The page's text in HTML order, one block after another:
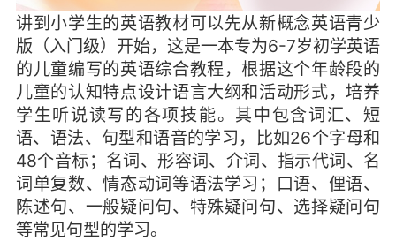
讲到小学生的英语教材可以先从新概念英语青少
版（入门级）开始，这是一本专为6-7岁初学英语
的儿童编写的英语综合教程，根据这个年龄段的
儿童的认知特点设计语言大纲和活动形式，培养
学生听说读写的各项技能。其中包含词汇、短
语、语法、句型和语音的学习，比如26个字母和
48个音标；名词、形容词、介词、指示代词、名
词单复数、情态动词等语法学习；口语、俚语、
陈述句、一般疑问句、特殊疑问句、选择疑问句
等常见句型的学习。